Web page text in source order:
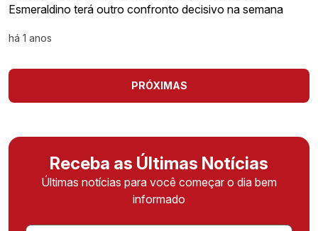
Esmeraldino terá outro confronto decisivo na semana
há 1 anos
PRÓXIMAS
Receba as Últimas Notícias
Últimas notícias para você começar o dia bem
informado